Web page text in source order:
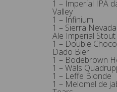
1 – Imperial IPA
Valley
1 – Infinium
1 – Sierra
Ale Imperial Stout
1 – Double
Dado Bier
1 – Bodebrown
1 – Wäls
1 – Leffe Blonde
1 – Melomel de